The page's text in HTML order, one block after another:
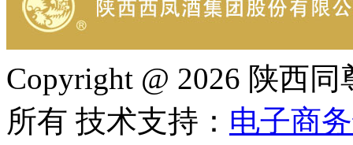
Copyright @ 2026 陕西
所有 技术支持： 电子商